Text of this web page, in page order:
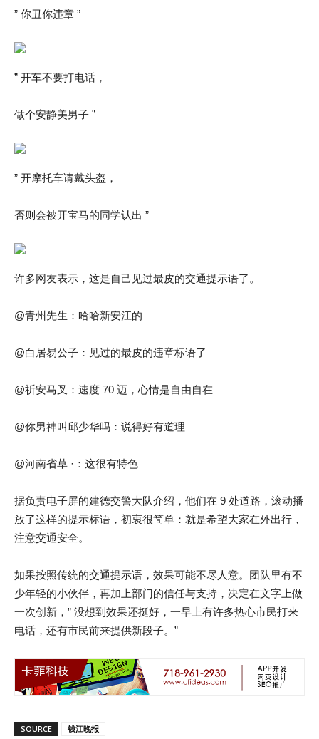
” 你丑你违章 ”
” 开车不要打电话，
做个安静美男子 ”
” 开摩托车请戴头盔，
否则会被开宝马的同学认出 ”
许多网友表示，这是自己见过最皮的交通提示语了。
@青州先生：哈哈新安江的
@白居易公子：见过的最皮的违章标语了
@祈安马叉：速度 70 迈，心情是自由自在
@你男神叫邱少华吗：说得好有道理
@河南省草 ·：这很有特色
据负责电子屏的建德交警大队介绍，他们在 9 处道路，滚动播
放了这样的提示标语，初衷很简单：就是希望大家在外出行，
注意交通安全。
如果按照传统的交通提示语，效果可能不尽人意。团队里有不
少年轻的小伙伴，再加上部门的信任与支持，决定在文字上做
一次创新，” 没想到效果还挺好，一早上有许多热心市民打来
电话，还有市民前来提供新段子。”
SOURCE 钱江晚报